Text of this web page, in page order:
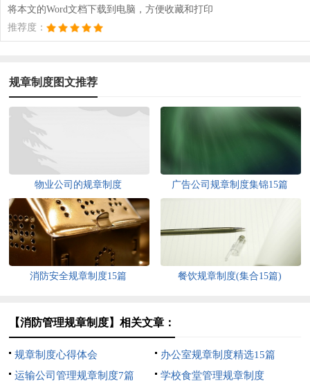
将本文的Word文档下载到电脑，方便收藏和打印
推荐度：
规章制度图文推荐
物业公司的规章制度 广告公司规章制度集锦15篇
消防安全规章制度15篇 餐饮规章制度(集合15篇)
【消防管理规章制度】相关文章：
规章制度心得体会
办公室规章制度精选15篇
运输公司管理规章制度7篇
学校食堂管理规章制度